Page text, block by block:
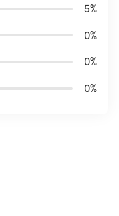
5%
0%
0%
0%